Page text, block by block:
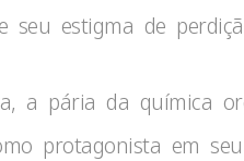
estigma de
a pária da química
protagonista em